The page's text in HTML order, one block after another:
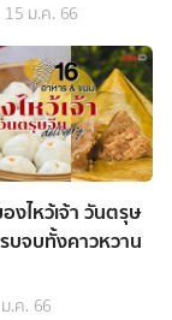
15 ม.ค. 66
งไหว้เจ้า วันตรุษ
บจบทั้งคาวหวาน
.ค. 66